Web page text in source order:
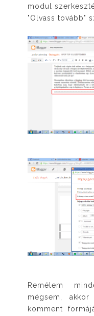
modul
"Olvass tovább"
Remélem
mégsem,
komment